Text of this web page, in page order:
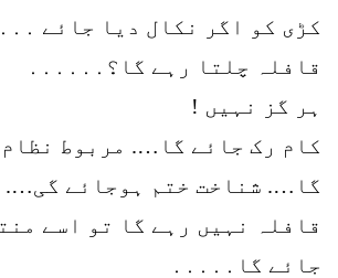
کڑی کو اگر نکال دیا جائے
قافلہ چلتا رہے گا؟․․․․․․
ہر گز نہیں !
کام رک جائے گا…. مربوط
گا…. شناخت ختم ہوجائے گی….
قافلہ نہیں رہے گا تو اسے
جائے گا․․․․․